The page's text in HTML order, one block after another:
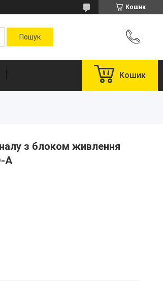
Кошик
Кошик
з блоком живлення
A